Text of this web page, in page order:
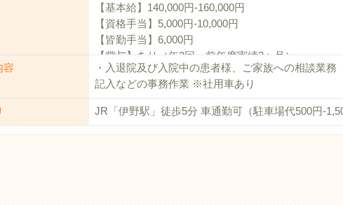
【基本給】140,000円-160,000円
【資格手当】5,000円-10,000円
【皆勤手当】6,000円
【賞与】あり（年2回、前年度実績3ヶ月）
【昇給】あり（年1回、実績による）
【退職金制度】あり（勤続3年以上）
【交通費】上限20,900円/月
容
・入退院及び入院中の患者様、ご家族への相談業
記入などの事務作業 ※社用車あり
JR「伊野駅」徒歩5分 車通勤可（駐車場代500円-